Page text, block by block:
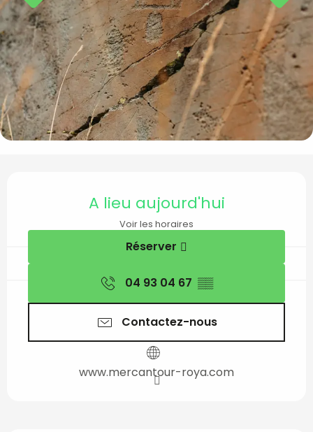
Ouverture et
A lieu aujourd'hui
Voir les horaires
Réserver
04 93 04 67 ▒▒
Contactez-nous
www.mercantour-roya.com